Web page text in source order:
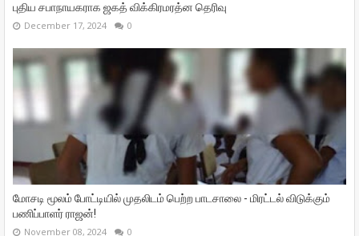
புதிய சபாநாயகராக ஜகத் விக்கிரமரத்ன தெரிவு
December 17, 2024 0
மோசடி மூலம் போட்டியில் முதலிடம் பெற்ற பாடசாலை - மிரட்டல் விடுக்கும்
பணிப்பாளர் ராஜன்!
November 08, 2024 0